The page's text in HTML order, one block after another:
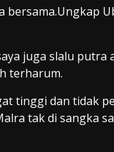
juga slalu putra
terharum.
tinggi dan tidak
tak di sangka